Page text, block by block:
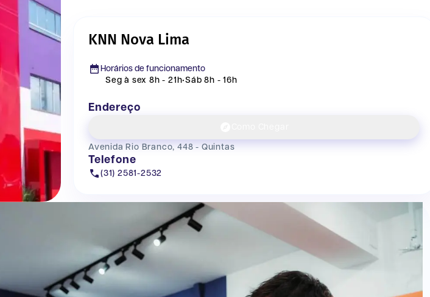
KNN Nova Lima
Horários de funcionamento
Seg à sex 8h - 21h•Sáb 8h - 16h
Endereço
Avenida Rio Branco, 448 - Quintas
Telefone
(31) 2581-2532